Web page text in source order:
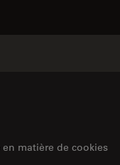
en matière de cookies